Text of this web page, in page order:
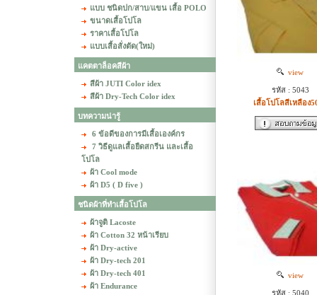
แบบ ชนิดปก/สาบ/แขน เสื้อ POLO
ขนาดเสื้อโปโล
ราคาเสื้อโปโล
แบบเสื้อสั่งตัด(ใหม่)
แคตตาล็อคสีผ้า
สีผ้า JUTI Color idex
สีผ้า Dry-Tech Color idex
บทความน่ารู้
6 ข้อดีของการมีเสื้อเองค์กร
7 วิธีดูแลเสื้อยืดสกรีน และเสื้อ
โปโล
ผ้า Cool mode
ผ้า D5 ( D five )
ชนิดผ้าที่ทำเสื้อโปโล
ผ้าจูติ Lacoste
ผ้า Cotton 32 หน้าเรียบ
ผ้า Dry-active
ผ้า Dry-tech 201
ผ้า Dry-tech 401
ผ้า Endurance
view
รหัส : 5043
เสื้อโปโลสีเหลือง
view
รหัส : 5040